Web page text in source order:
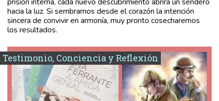
hacia la luz. Si sembramos desde el corazón la intención
sincera de convivir en armonía, muy pronto cosecharemos
los resultados.
Testimonio, Conciencia y Reflexión